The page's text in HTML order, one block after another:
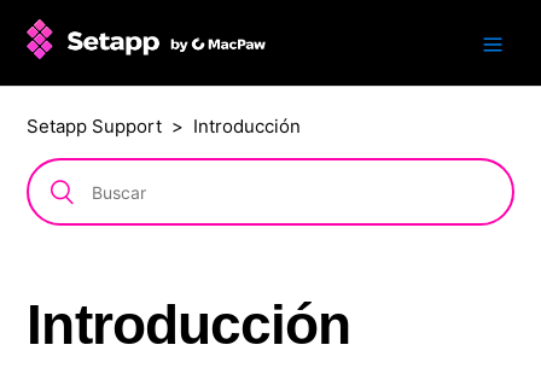
Setapp Support Introducción
Introducción